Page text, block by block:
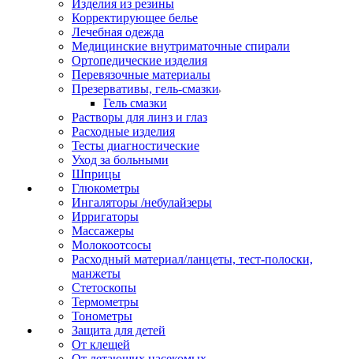
Изделия из резины
Корректирующее белье
Лечебная одежда
Медицинские внутриматочные спирали
Ортопедические изделия
Перевязочные материалы
Презервативы, гель-смазки
Гель смазки
Растворы для линз и глаз
Расходные изделия
Тесты диагностические
Уход за больными
Шприцы
Глюкометры
Ингаляторы /небулайзеры
Ирригаторы
Массажеры
Молокоотсосы
Расходный материал/ланцеты, тест-полоски,
манжеты
Стетоскопы
Термометры
Тонометры
Защита для детей
От клещей